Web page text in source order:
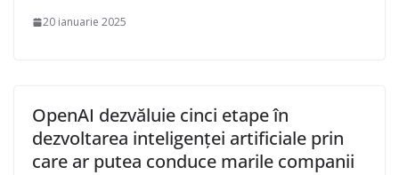
20 ianuarie 2025
OpenAI dezvăluie cinci etape în
dezvoltarea inteligenței artificiale prin
care ar putea conduce marile companii